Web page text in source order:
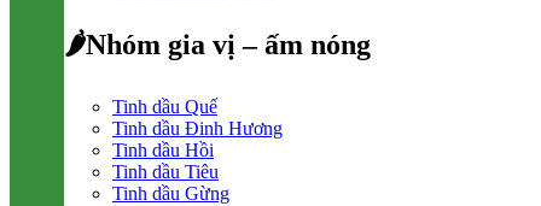
🌶Nhóm gia vị – ấm nóng
Tinh dầu Quế
Tinh dầu Đinh Hương
Tinh dầu Hồi
Tinh dầu Tiêu
Tinh dầu Gừng